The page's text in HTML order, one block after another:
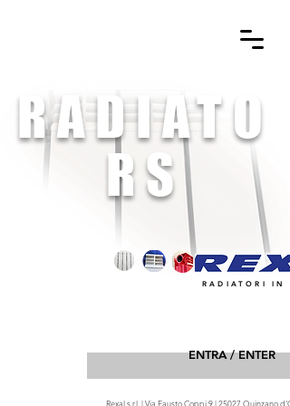
RADIATO
RS
RADIATORI IN
ENTRA / ENTER
Rexal s.r.l. | Via Fausto Coppi 9 | 25027 Quinzano